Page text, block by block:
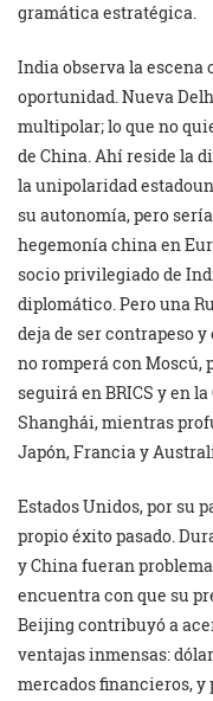
gramática estratégica.
India observa la escena
oportunidad. Nueva
multipolar; lo que no
de China. Ahí reside la
la unipolaridad
su autonomía, pero
hegemonía china en
socio privilegiado de
diplomático. Pero una
deja de ser contrapeso
no romperá con
seguirá en BRICS y en
Shanghái, mientras
Japón, Francia y
Estados Unidos, por su
propio éxito pasado.
y China fueran
encuentra con que su
Beijing contribuyó a
ventajas inmensas:
mercados financieros, y